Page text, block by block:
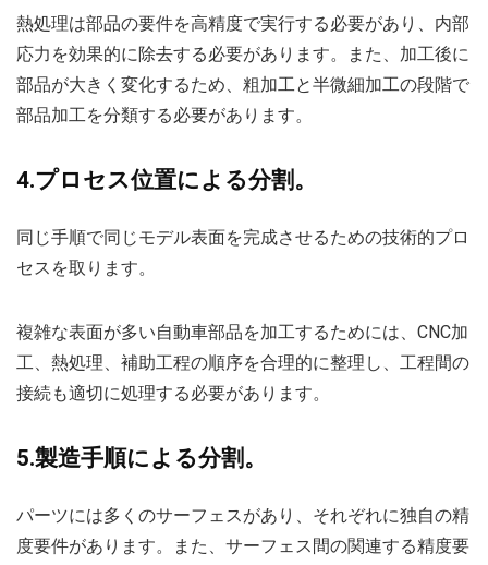
熱処理は部品の要件を高精度で実行する必要があり、内部
応力を効果的に除去する必要があります。また、加工後に
部品が大きく変化するため、粗加工と半微細加工の段階で
部品加工を分類する必要があります。
4.プロセス位置による分割。
同じ手順で同じモデル表面を完成させるための技術的プロ
セスを取ります。
複雑な表面が多い自動車部品を加工するためには、CNC加
工、熱処理、補助工程の順序を合理的に整理し、工程間の
接続も適切に処理する必要があります。
5.製造手順による分割。
パーツには多くのサーフェスがあり、それぞれに独自の精
度要件があります。また、サーフェス間の関連する精度要